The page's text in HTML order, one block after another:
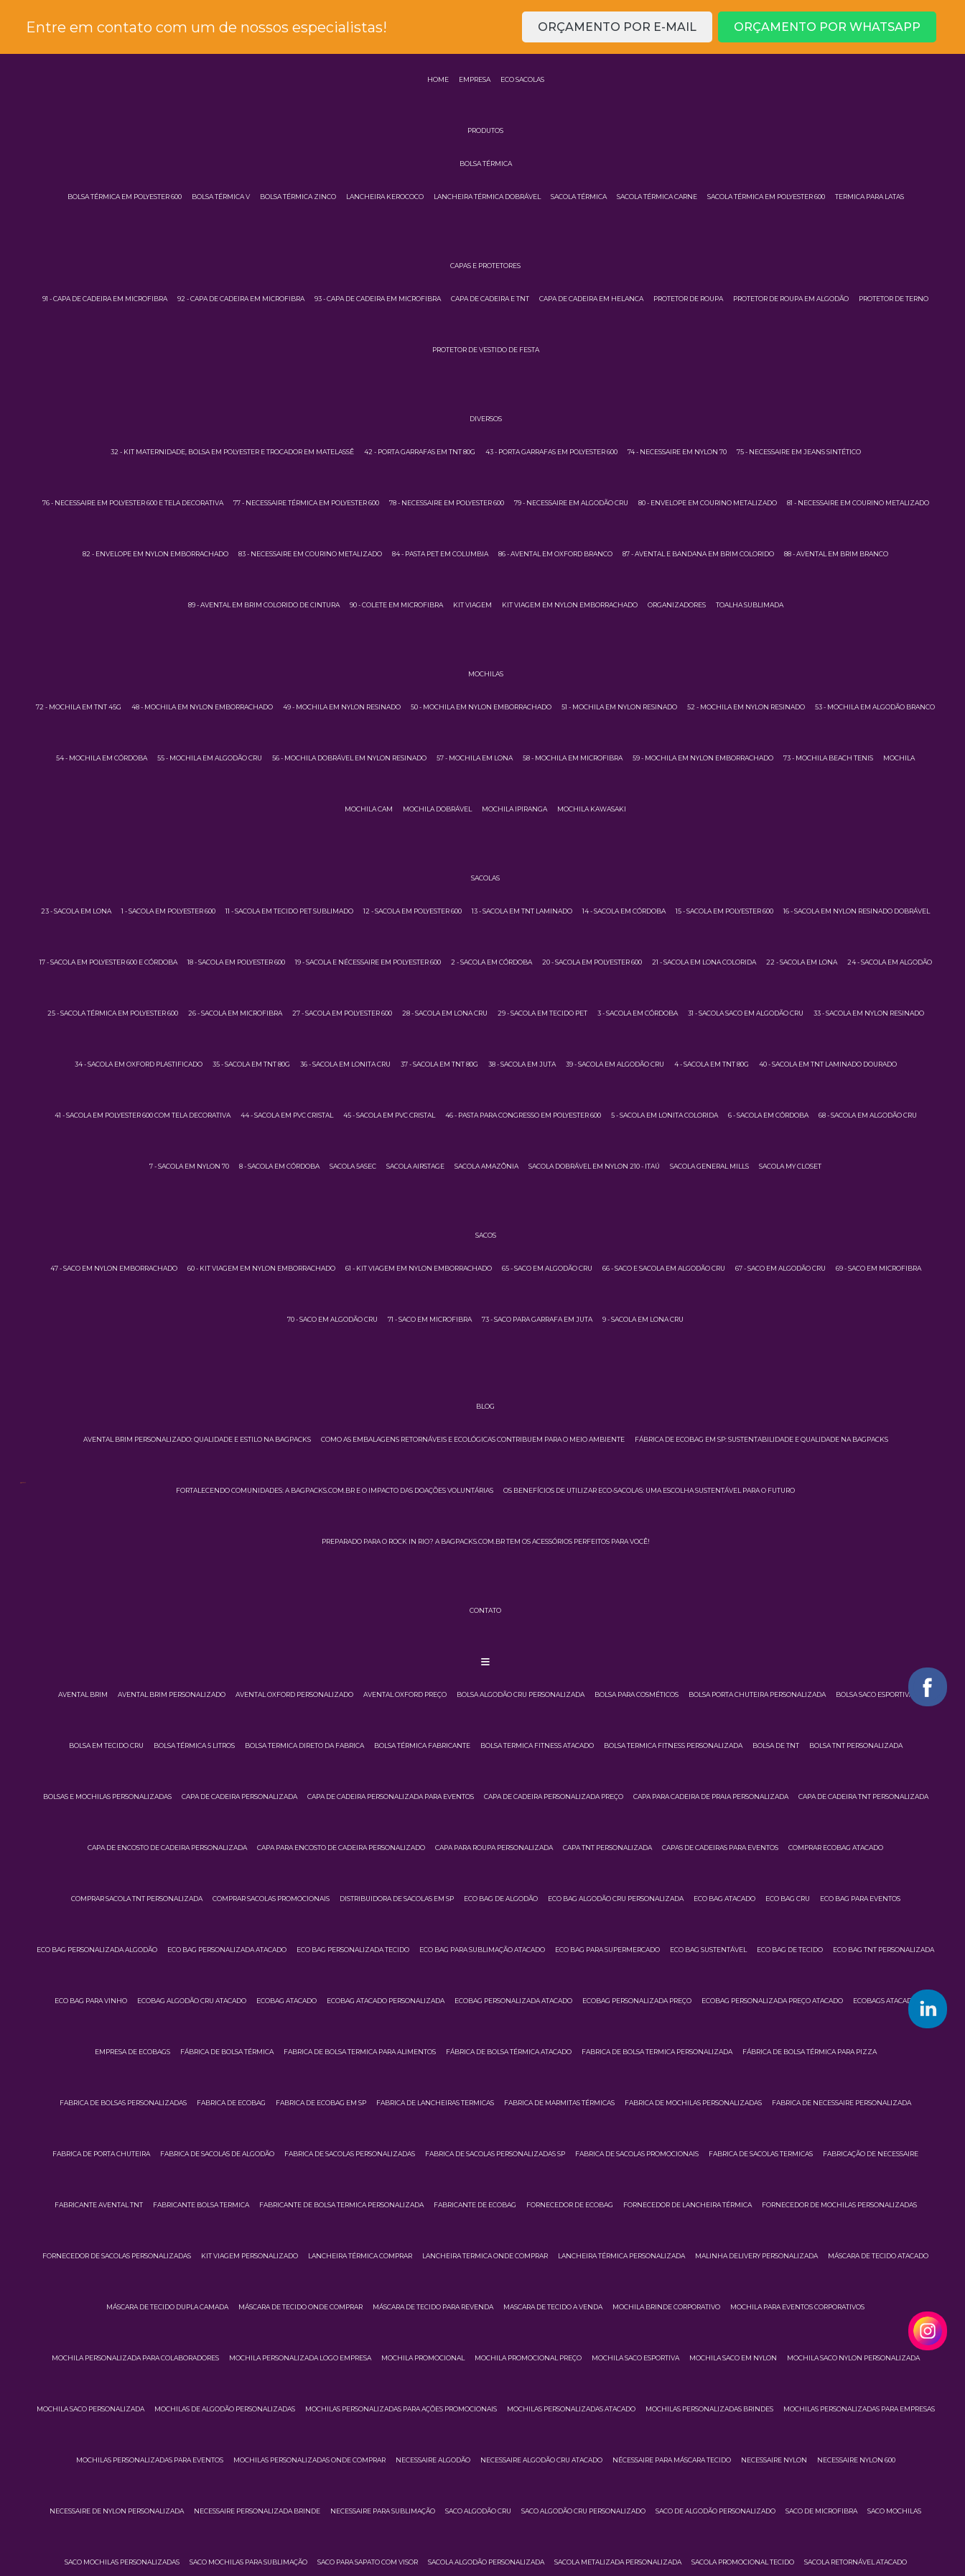
Entre em contato com um de nossos especialistas! ORÇAMENTO POR E-MAIL ORÇAMENTO POR WHATSAPP
HOME EMPRESA ECO SACOLAS
PRODUTOS
BOLSA TÉRMICA
BOLSA TÉRMICA EM POLYESTER 600 BOLSA TÉRMICA V BOLSA TÉRMICA ZINCO LANCHEIRA KEROCOCO LANCHEIRA TÉRMICA DOBRÁVEL SACOLA TÉRMICA SACOLA TÉRMICA CARNE SACOLA TÉRMICA EM POLYESTER 600 TERMICA PARA LATAS
CAPAS E PROTETORES
91 - CAPA DE CADEIRA EM MICROFIBRA 92 - CAPA DE CADEIRA EM MICROFIBRA 93 - CAPA DE CADEIRA EM MICROFIBRA CAPA DE CADEIRA E TNT CAPA DE CADEIRA EM HELANCA PROTETOR DE ROUPA PROTETOR DE ROUPA EM ALGODÃO PROTETOR DE TERNO
PROTETOR DE VESTIDO DE FESTA
DIVERSOS
32 - KIT MATERNIDADE, BOLSA EM POLYESTER E TROCADOR EM MATELASSÊ 42 - PORTA GARRAFAS EM TNT 80G 43 - PORTA GARRAFAS EM POLYESTER 600 74 - NECESSAIRE EM NYLON 70 75 - NECESSAIRE EM JEANS SINTÉTICO
76 - NECESSAIRE EM POLYESTER 600 E TELA DECORATIVA 77 - NECESSAIRE TÉRMICA EM POLYESTER 600 78 - NECESSAIRE EM POLYESTER 600 79 - NECESSAIRE EM ALGODÃO CRU 80 - ENVELOPE EM COURINO METALIZADO 81 - NECESSAIRE EM COURINO METALIZADO
82 - ENVELOPE EM NYLON EMBORRACHADO 83 - NECESSAIRE EM COURINO METALIZADO 84 - PASTA PET EM COLUMBIA 86 - AVENTAL EM OXFORD BRANCO 87 - AVENTAL E BANDANA EM BRIM COLORIDO 88 - AVENTAL EM BRIM BRANCO
89 - AVENTAL EM BRIM COLORIDO DE CINTURA 90 - COLETE EM MICROFIBRA KIT VIAGEM KIT VIAGEM EM NYLON EMBORRACHADO ORGANIZADORES TOALHA SUBLIMADA
MOCHILAS
72 - MOCHILA EM TNT 45G 48 - MOCHILA EM NYLON EMBORRACHADO 49 - MOCHILA EM NYLON RESINADO 50 - MOCHILA EM NYLON EMBORRACHADO 51 - MOCHILA EM NYLON RESINADO 52 - MOCHILA EM NYLON RESINADO 53 - MOCHILA EM ALGODÃO BRANCO
54 - MOCHILA EM CÓRDOBA 55 - MOCHILA EM ALGODÃO CRU 56 - MOCHILA DOBRÁVEL EM NYLON RESINADO 57 - MOCHILA EM LONA 58 - MOCHILA EM MICROFIBRA 59 - MOCHILA EM NYLON EMBORRACHADO 73 - MOCHILA BEACH TENIS MOCHILA
MOCHILA CAM MOCHILA DOBRÁVEL MOCHILA IPIRANGA MOCHILA KAWASAKI
SACOLAS
23 - SACOLA EM LONA 1 - SACOLA EM POLYESTER 600 11 - SACOLA EM TECIDO PET SUBLIMADO 12 - SACOLA EM POLYESTER 600 13 - SACOLA EM TNT LAMINADO 14 - SACOLA EM CÓRDOBA 15 - SACOLA EM POLYESTER 600 16 - SACOLA EM NYLON RESINADO DOBRÁVEL
17 - SACOLA EM POLYESTER 600 E CÓRDOBA 18 - SACOLA EM POLYESTER 600 19 - SACOLA E NÉCESSAIRE EM POLYESTER 600 2 - SACOLA EM CÓRDOBA 20 - SACOLA EM POLYESTER 600 21 - SACOLA EM LONA COLORIDA 22 - SACOLA EM LONA 24 - SACOLA EM ALGODÃO
25 - SACOLA TÉRMICA EM POLYESTER 600 26 - SACOLA EM MICROFIBRA 27 - SACOLA EM POLYESTER 600 28 - SACOLA EM LONA CRU 29 - SACOLA EM TECIDO PET 3 - SACOLA EM CÓRDOBA 31 - SACOLA SACO EM ALGODÃO CRU 33 - SACOLA EM NYLON RESINADO
34 - SACOLA EM OXFORD PLASTIFICADO 35 - SACOLA EM TNT 80G 36 - SACOLA EM LONITA CRU 37 - SACOLA EM TNT 80G 38 - SACOLA EM JUTA 39 - SACOLA EM ALGODÃO CRU 4 - SACOLA EM TNT 80G 40 - SACOLA EM TNT LAMINADO DOURADO
41 - SACOLA EM POLYESTER 600 COM TELA DECORATIVA 44 - SACOLA EM PVC CRISTAL 45 - SACOLA EM PVC CRISTAL 46 - PASTA PARA CONGRESSO EM POLYESTER 600 5 - SACOLA EM LONITA COLORIDA 6 - SACOLA EM CÓRDOBA 68 - SACOLA EM ALGODÃO CRU
7 - SACOLA EM NYLON 70 8 - SACOLA EM CÓRDOBA SACOLA 5ASEC SACOLA AIRSTAGE SACOLA AMAZÔNIA SACOLA DOBRÁVEL EM NYLON 210 - ITAÚ SACOLA GENERAL MILLS SACOLA MY CLOSET
SACOS
47 - SACO EM NYLON EMBORRACHADO 60 - KIT VIAGEM EM NYLON EMBORRACHADO 61 - KIT VIAGEM EM NYLON EMBORRACHADO 65 - SACO EM ALGODÃO CRU 66 - SACO E SACOLA EM ALGODÃO CRU 67 - SACO EM ALGODÃO CRU 69 - SACO EM MICROFIBRA
70 - SACO EM ALGODÃO CRU 71 - SACO EM MICROFIBRA 73 - SACO PARA GARRAFA EM JUTA 9 - SACOLA EM LONA CRU
BLOG
AVENTAL BRIM PERSONALIZADO: QUALIDADE E ESTILO NA BAGPACKS COMO AS EMBALAGENS RETORNÁVEIS E ECOLÓGICAS CONTRIBUEM PARA O MEIO AMBIENTE FÁBRICA DE ECOBAG EM SP: SUSTENTABILIDADE E QUALIDADE NA BAGPACKS
FORTALECENDO COMUNIDADES: A BAGPACKS.COM.BR E O IMPACTO DAS DOAÇÕES VOLUNTÁRIAS OS BENEFÍCIOS DE UTILIZAR ECO-SACOLAS: UMA ESCOLHA SUSTENTÁVEL PARA O FUTURO
PREPARADO PARA O ROCK IN RIO? A BAGPACKS.COM.BR TEM OS ACESSÓRIOS PERFEITOS PARA VOCÊ!
CONTATO
AVENTAL BRIM AVENTAL BRIM PERSONALIZADO AVENTAL OXFORD PERSONALIZADO AVENTAL OXFORD PREÇO BOLSA ALGODÃO CRU PERSONALIZADA BOLSA PARA COSMÉTICOS BOLSA PORTA CHUTEIRA PERSONALIZADA BOLSA SACO ESPORTIVA
BOLSA EM TECIDO CRU BOLSA TÉRMICA 5 LITROS BOLSA TERMICA DIRETO DA FABRICA BOLSA TÉRMICA FABRICANTE BOLSA TERMICA FITNESS ATACADO BOLSA TERMICA FITNESS PERSONALIZADA BOLSA DE TNT BOLSA TNT PERSONALIZADA
BOLSAS E MOCHILAS PERSONALIZADAS CAPA DE CADEIRA PERSONALIZADA CAPA DE CADEIRA PERSONALIZADA PARA EVENTOS CAPA DE CADEIRA PERSONALIZADA PREÇO CAPA PARA CADEIRA DE PRAIA PERSONALIZADA CAPA DE CADEIRA TNT PERSONALIZADA
CAPA DE ENCOSTO DE CADEIRA PERSONALIZADA CAPA PARA ENCOSTO DE CADEIRA PERSONALIZADO CAPA PARA ROUPA PERSONALIZADA CAPA TNT PERSONALIZADA CAPAS DE CADEIRAS PARA EVENTOS COMPRAR ECOBAG ATACADO
COMPRAR SACOLA TNT PERSONALIZADA COMPRAR SACOLAS PROMOCIONAIS DISTRIBUIDORA DE SACOLAS EM SP ECO BAG DE ALGODÃO ECO BAG ALGODÃO CRU PERSONALIZADA ECO BAG ATACADO ECO BAG CRU ECO BAG PARA EVENTOS
ECO BAG PERSONALIZADA ALGODÃO ECO BAG PERSONALIZADA ATACADO ECO BAG PERSONALIZADA TECIDO ECO BAG PARA SUBLIMAÇÃO ATACADO ECO BAG PARA SUPERMERCADO ECO BAG SUSTENTÁVEL ECO BAG DE TECIDO ECO BAG TNT PERSONALIZADA
ECO BAG PARA VINHO ECOBAG ALGODÃO CRU ATACADO ECOBAG ATACADO ECOBAG ATACADO PERSONALIZADA ECOBAG PERSONALIZADA ATACADO ECOBAG PERSONALIZADA PREÇO ECOBAG PERSONALIZADA PREÇO ATACADO ECOBAGS ATACADO
EMPRESA DE ECOBAGS FÁBRICA DE BOLSA TÉRMICA FABRICA DE BOLSA TERMICA PARA ALIMENTOS FÁBRICA DE BOLSA TÉRMICA ATACADO FABRICA DE BOLSA TERMICA PERSONALIZADA FÁBRICA DE BOLSA TÉRMICA PARA PIZZA
FABRICA DE BOLSAS PERSONALIZADAS FABRICA DE ECOBAG FABRICA DE ECOBAG EM SP FABRICA DE LANCHEIRAS TERMICAS FABRICA DE MARMITAS TÉRMICAS FABRICA DE MOCHILAS PERSONALIZADAS FABRICA DE NECESSAIRE PERSONALIZADA
FABRICA DE PORTA CHUTEIRA FABRICA DE SACOLAS DE ALGODÃO FABRICA DE SACOLAS PERSONALIZADAS FABRICA DE SACOLAS PERSONALIZADAS SP FABRICA DE SACOLAS PROMOCIONAIS FABRICA DE SACOLAS TERMICAS FABRICAÇÃO DE NECESSAIRE
FABRICANTE AVENTAL TNT FABRICANTE BOLSA TERMICA FABRICANTE DE BOLSA TERMICA PERSONALIZADA FABRICANTE DE ECOBAG FORNECEDOR DE ECOBAG FORNECEDOR DE LANCHEIRA TÉRMICA FORNECEDOR DE MOCHILAS PERSONALIZADAS
FORNECEDOR DE SACOLAS PERSONALIZADAS KIT VIAGEM PERSONALIZADO LANCHEIRA TÉRMICA COMPRAR LANCHEIRA TERMICA ONDE COMPRAR LANCHEIRA TÉRMICA PERSONALIZADA MALINHA DELIVERY PERSONALIZADA MÁSCARA DE TECIDO ATACADO
MÁSCARA DE TECIDO DUPLA CAMADA MÁSCARA DE TECIDO ONDE COMPRAR MÁSCARA DE TECIDO PARA REVENDA MASCARA DE TECIDO A VENDA MOCHILA BRINDE CORPORATIVO MOCHILA PARA EVENTOS CORPORATIVOS
MOCHILA PERSONALIZADA PARA COLABORADORES MOCHILA PERSONALIZADA LOGO EMPRESA MOCHILA PROMOCIONAL MOCHILA PROMOCIONAL PREÇO MOCHILA SACO ESPORTIVA MOCHILA SACO EM NYLON MOCHILA SACO NYLON PERSONALIZADA
MOCHILA SACO PERSONALIZADA MOCHILAS DE ALGODÃO PERSONALIZADAS MOCHILAS PERSONALIZADAS PARA AÇÕES PROMOCIONAIS MOCHILAS PERSONALIZADAS ATACADO MOCHILAS PERSONALIZADAS BRINDES MOCHILAS PERSONALIZADAS PARA EMPRESAS
MOCHILAS PERSONALIZADAS PARA EVENTOS MOCHILAS PERSONALIZADAS ONDE COMPRAR NECESSAIRE ALGODÃO NECESSAIRE ALGODÃO CRU ATACADO NÉCESSAIRE PARA MÁSCARA TECIDO NECESSAIRE NYLON NECESSAIRE NYLON 600
NECESSAIRE DE NYLON PERSONALIZADA NECESSAIRE PERSONALIZADA BRINDE NECESSAIRE PARA SUBLIMAÇÃO SACO ALGODÃO CRU SACO ALGODÃO CRU PERSONALIZADO SACO DE ALGODÃO PERSONALIZADO SACO DE MICROFIBRA SACO MOCHILAS
SACO MOCHILAS PERSONALIZADAS SACO MOCHILAS PARA SUBLIMAÇÃO SACO PARA SAPATO COM VISOR SACOLA ALGODÃO PERSONALIZADA SACOLA METALIZADA PERSONALIZADA SACOLA PROMOCIONAL TECIDO SACOLA RETORNÁVEL ATACADO